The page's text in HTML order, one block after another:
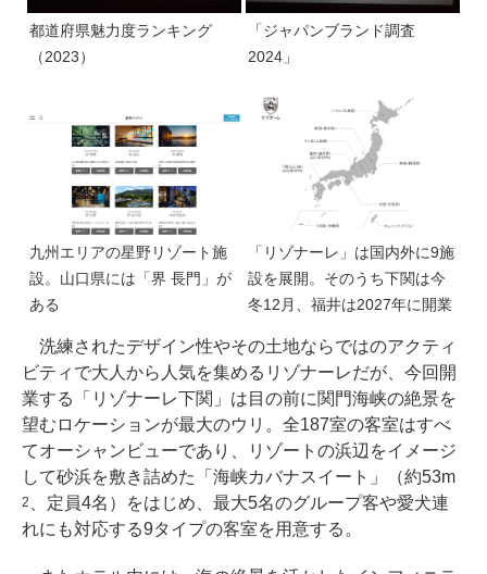
都道府県魅力度ランキング
（2023）
「ジャパンブランド調査
2024」
九州エリアの星野リゾート施
設。山口県には「界 長門」が
ある
「リゾナーレ」は国内外に9施
設を展開。そのうち下関は今
冬12月、福井は2027年に開業
洗練されたデザイン性やその土地ならではのアクティ
ビティで大人から人気を集めるリゾナーレだが、今回開
業する「リゾナーレ下関」は目の前に関門海峡の絶景を
望むロケーションが最大のウリ。全187室の客室はすべ
てオーシャンビューであり、リゾートの浜辺をイメージ
して砂浜を敷き詰めた「海峡カバナスイート」（約53m
2
、定員4名）をはじめ、最大5名のグループ客や愛犬連
れにも対応する9タイプの客室を用意する。